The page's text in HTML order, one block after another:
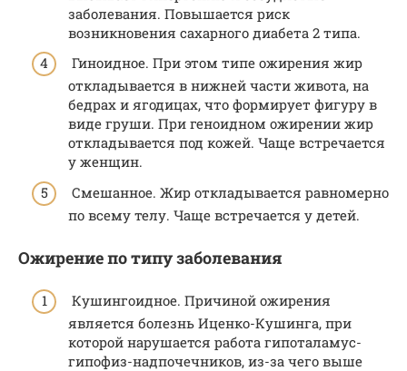
заболевания. Повышается риск
возникновения сахарного диабета 2 типа.
Гиноидное. При этом типе ожирения жир
откладывается в нижней части живота, на
бедрах и ягодицах, что формирует фигуру в
виде груши. При геноидном ожирении жир
откладывается под кожей. Чаще встречается
у женщин.
Смешанное. Жир откладывается равномерно
по всему телу. Чаще встречается у детей.
Ожирение по типу заболевания
Кушингоидное. Причиной ожирения
является болезнь Иценко-Кушинга, при
которой нарушается работа гипоталамус-
гипофиз-надпочечников, из-за чего выше